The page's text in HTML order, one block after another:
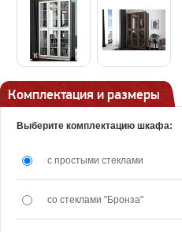
Комплектация и размеры
Выберите комплектацию шкафа:
с простыми стеклами
со стеклами "Бронза"